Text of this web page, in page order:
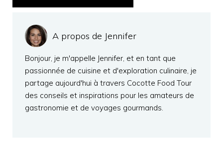
A propos de Jennifer
Bonjour, je m'appelle Jennifer, et en tant que
passionnée de cuisine et d'exploration culinaire, je
partage aujourd'hui à travers Cocotte Food Tour
des conseils et inspirations pour les amateurs de
gastronomie et de voyages gourmands.